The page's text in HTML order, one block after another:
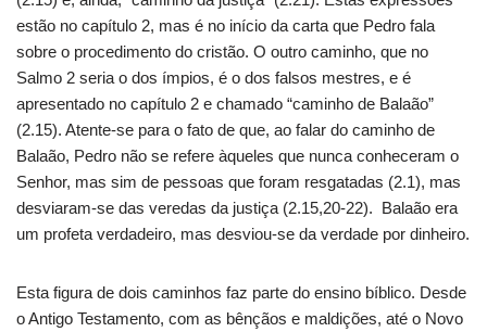
estão no capítulo 2, mas é no início da carta que Pedro fala
sobre o procedimento do cristão. O outro caminho, que no
Salmo 2 seria o dos ímpios, é o dos falsos mestres, e é
apresentado no capítulo 2 e chamado “caminho de Balaão”
(2.15). Atente-se para o fato de que, ao falar do caminho de
Balaão, Pedro não se refere àqueles que nunca conheceram o
Senhor, mas sim de pessoas que foram resgatadas (2.1), mas
desviaram-se das veredas da justiça (2.15,20-22). Balaão era
um profeta verdadeiro, mas desviou-se da verdade por dinheiro.
Esta figura de dois caminhos faz parte do ensino bíblico. Desde
o Antigo Testamento, com as bênçãos e maldições, até o Novo